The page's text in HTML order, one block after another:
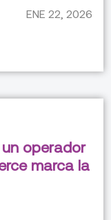
ENE 22, 2026
operador
marca la